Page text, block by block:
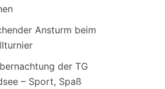
Ansturm beim
der TG
– Sport, Spaß